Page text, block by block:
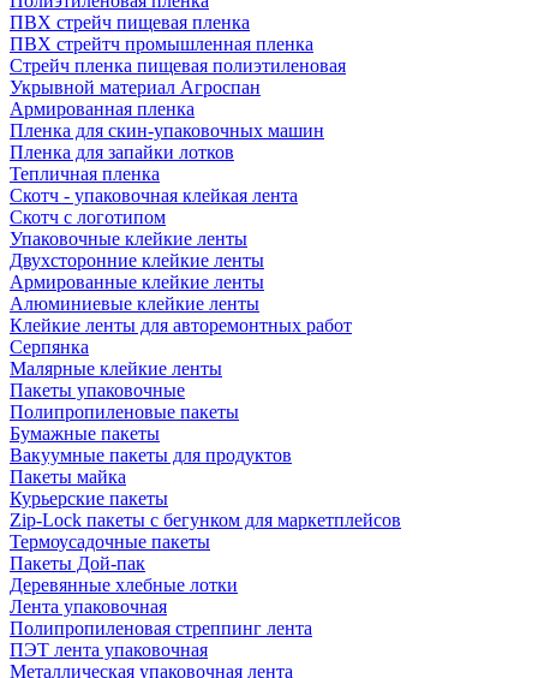
ПВХ стрейч пищевая пленка
ПВХ стрейтч промышленная пленка
Стрейч пленка пищевая полиэтиленовая
Укрывной материал Агроспан
Армированная пленка
Пленка для скин-упаковочных машин
Пленка для запайки лотков
Тепличная пленка
Скотч - упаковочная клейкая лента
Скотч с логотипом
Упаковочные клейкие ленты
Двухсторонние клейкие ленты
Армированные клейкие ленты
Алюминиевые клейкие ленты
Клейкие ленты для авторемонтных работ
Серпянка
Малярные клейкие ленты
Пакеты упаковочные
Полипропиленовые пакеты
Бумажные пакеты
Вакуумные пакеты для продуктов
Пакеты майка
Курьерские пакеты
Zip-Lock пакеты с бегунком для маркетплейсов
Термоусадочные пакеты
Пакеты Дой-пак
Деревянные хлебные лотки
Лента упаковочная
Полипропиленовая стреппинг лента
ПЭТ лента упаковочная
Металлическая упаковочная лента